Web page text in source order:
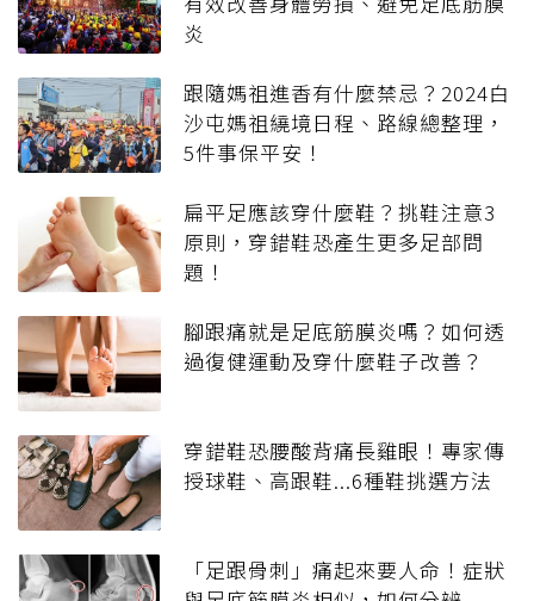
炎
跟隨媽祖進香有什麼禁忌？2024白
沙屯媽祖繞境日程、路線總整理，
5件事保平安！
扁平足應該穿什麼鞋？挑鞋注意3
原則，穿錯鞋恐產生更多足部問
題！
腳跟痛就是足底筋膜炎嗎？如何透
過復健運動及穿什麼鞋子改善？
穿錯鞋恐腰酸背痛長雞眼！專家傳
授球鞋、高跟鞋...6種鞋挑選方法
「足跟骨刺」痛起來要人命！症狀